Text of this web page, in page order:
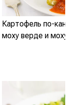
Картофель по-
моху верде и моху